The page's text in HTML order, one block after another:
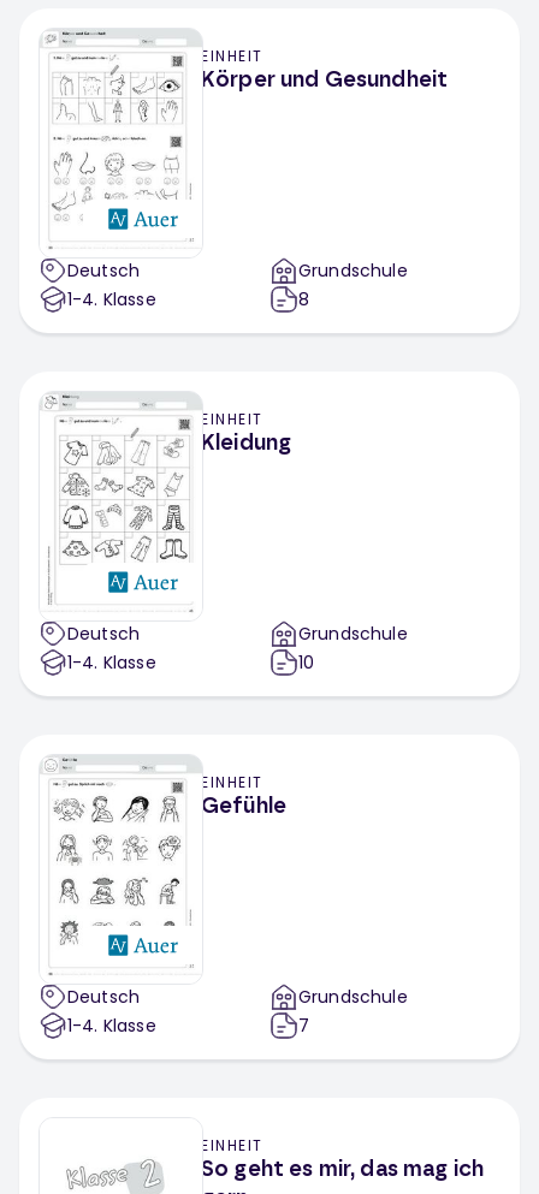
EINHEIT
Körper und Gesundheit
Deutsch
1-4. Klasse
Grundschule
8
EINHEIT
Kleidung
Deutsch
1-4. Klasse
Grundschule
10
EINHEIT
Gefühle
Deutsch
1-4. Klasse
Grundschule
7
EINHEIT
So geht es mir, das mag ich